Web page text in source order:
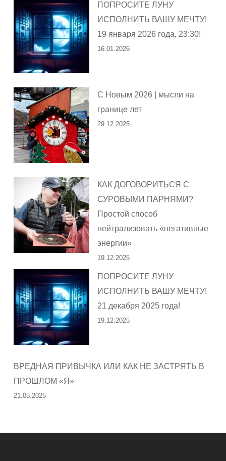
ПОПРОСИТЕ ЛУНУ
ИСПОЛНИТЬ ВАШУ МЕЧТУ!
19 января 2026 года, 23:30!
16.01.2026
С Новым 2026 | мысли на
границе лет
29.12.2025
КАК ДОГОВОРИТЬСЯ С
СУРОВЫМИ ПАРНЯМИ?
Простой способ
нейтрализовать «негативные
энергии»
19.12.2025
ПОПРОСИТЕ ЛУНУ
ИСПОЛНИТЬ ВАШУ МЕЧТУ!
21 декабря 2025 года!
19.12.2025
ВРЕДНАЯ ПРИВЫЧКА ИЛИ КАК НЕ ЗАСТРЯТЬ В
ПРОШЛОМ «Я»
21.05.2025